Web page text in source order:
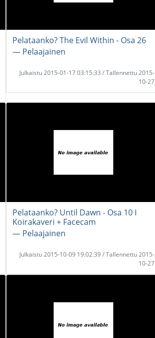
Pelataanko? The Evil Within - Osa 26
― Pelaajainen
Julkaistu 2015-01-17 03:15:33 / Tallennettu 2015-
10-27
Pelataanko? Until Dawn - Osa 10 I
Koirakaveri + Facecam
― Pelaajainen
Julkaistu 2015-10-09 19:02:39 / Tallennettu 2015-
10-27